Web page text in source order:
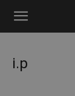
Instinkt
i.p